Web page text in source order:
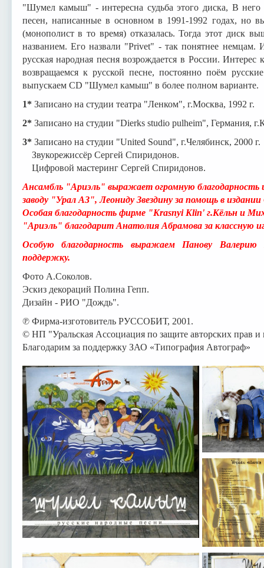
"Шумел камыш" - интересна судьба этого диска, В
песен, написанные в основном в 1991-1992 годах, но
(монополист в то время) отказалась. Тогда этот диск
названием. Его назвали "Privet" - так понятнее немцам.
русская народная песня возрождается в России.
возвращаемся к русской песне, постоянно поём
выпускаем CD "Шумел камыш" в более полном варианте.
1* Записано на студии театра "Ленком", г.Москва, 1992 г.
2* Записано на студии "Dierks studio pulheim", Германия,
3* Записано на студии "United Sound", г.Челябинск, 2000 г.
Звукорежиссёр Сергей Спиридонов.
Цифровой мастеринг Сергей Спиридонов.
Ансамбль "Ариэль" выражает огромную благодарность
заводу "Урал АЗ", Леониду Звездину за помощь в
Особая благодарность фирме "Krasnyi Klin' г.Кёльн и
"Ариэль" благодарит Анатолия Абрамова за классную
Особую благодарность выражаем Панову Валерию
поддержку.
Фото А.Соколов.
Эскиз декораций Полина Гепп.
Дизайн - РИО "Дождь".
℗ Фирма-изготовитель РУССОБИТ, 2001.
© НП "Уральская Ассоциация по защите авторских прав и
Благодарим за поддержку ЗАО «Типография Автограф»